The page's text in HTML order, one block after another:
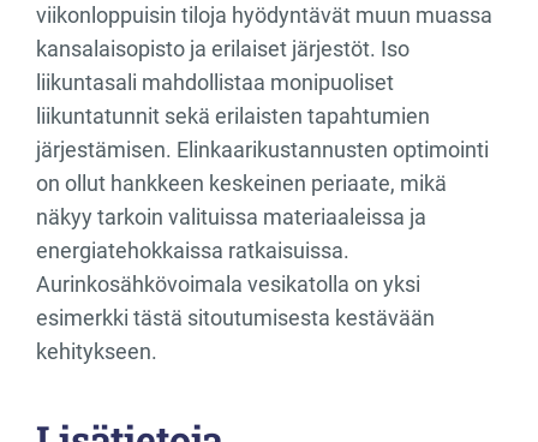
viikonloppuisin tiloja hyödyntävät muun muassa
kansalaisopisto ja erilaiset järjestöt. Iso
liikuntasali mahdollistaa monipuoliset
liikuntatunnit sekä erilaisten tapahtumien
järjestämisen. Elinkaarikustannusten optimointi
on ollut hankkeen keskeinen periaate, mikä
näkyy tarkoin valituissa materiaaleissa ja
energiatehokkaissa ratkaisuissa.
Aurinkosähkövoimala vesikatolla on yksi
esimerkki tästä sitoutumisesta kestävään
kehitykseen.